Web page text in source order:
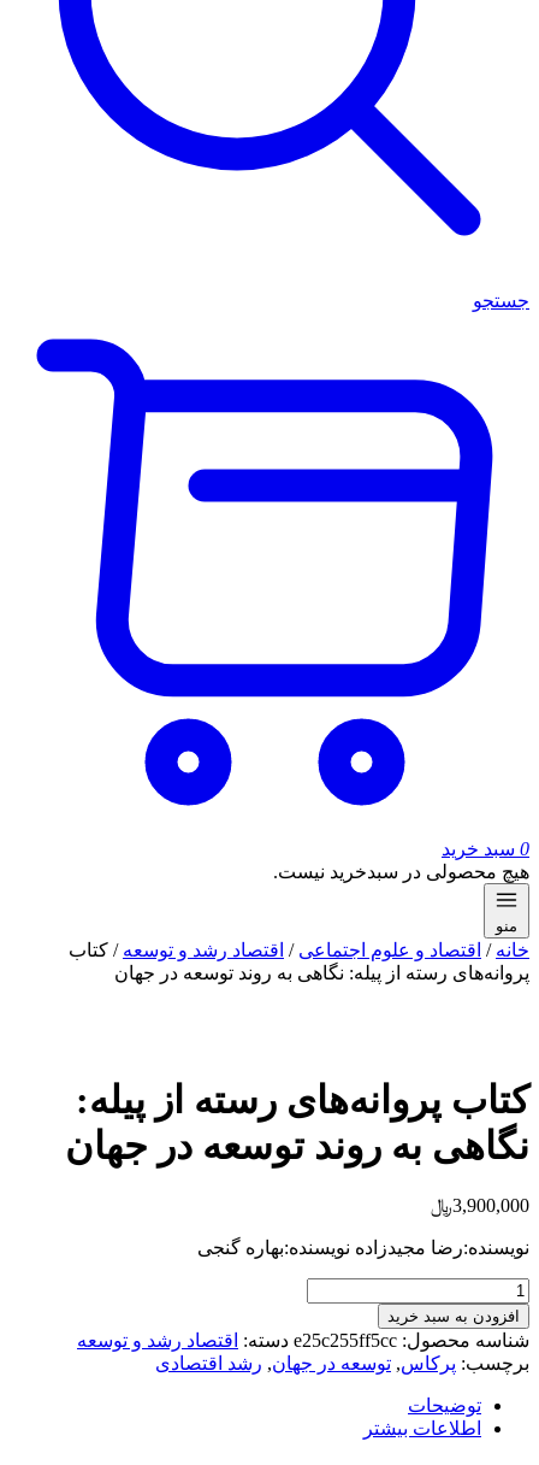
جستجو
0 سبد خرید
هیچ محصولی در سبدخرید نیست.
منو
خانه / اقتصاد و علوم اجتماعی / اقتصاد رشد و توسعه / کتاب
پروانه‌های رسته از پیله: نگاهی به روند توسعه در جهان
کتاب پروانه‌های رسته از پیله:
نگاهی به روند توسعه در جهان
3,900,000﷼
نویسنده:رضا مجیدزاده نویسنده:بهاره گنجی
کتاب
پروانه‌های
رسته
پیله:
نگاهی
افزودن به سبد خرید
شناسه محصول: e25c255ff5cc دسته: اقتصاد رشد و توسعه
برچسب: پرکاس, توسعه در جهان, رشد اقتصادی
توضیحات
اطلاعات بیشتر